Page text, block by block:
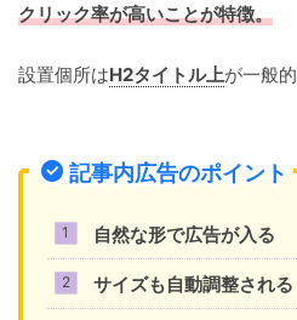
クリック率が高いことが特徴。
設置個所はH2タイトル上が一般的
記事内広告のポイント
自然な形で広告が入る
サイズも自動調整される